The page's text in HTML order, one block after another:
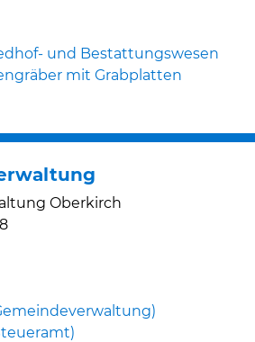
und Bestattungswesen
mit Grabplatten
Oberkirch